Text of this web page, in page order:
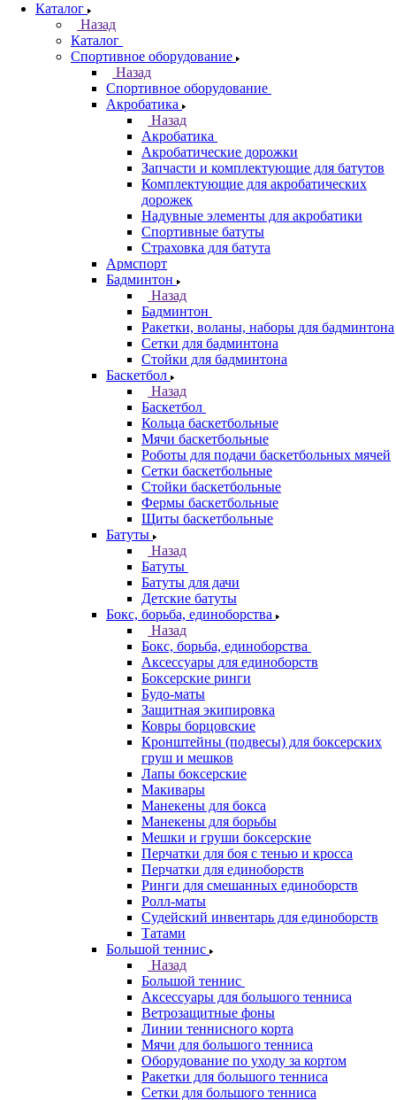
Каталог
Назад
Каталог
Спортивное оборудование
Назад
Спортивное оборудование
Акробатика
Назад
Акробатика
Акробатические дорожки
Запчасти и комплектующие для батутов
Комплектующие для акробатических
дорожек
Надувные элементы для акробатики
Спортивные батуты
Страховка для батута
Армспорт
Бадминтон
Назад
Бадминтон
Ракетки, воланы, наборы для бадминтона
Сетки для бадминтона
Стойки для бадминтона
Баскетбол
Назад
Баскетбол
Кольца баскетбольные
Мячи баскетбольные
Роботы для подачи баскетбольных мячей
Сетки баскетбольные
Стойки баскетбольные
Фермы баскетбольные
Щиты баскетбольные
Батуты
Назад
Батуты
Батуты для дачи
Детские батуты
Бокс, борьба, единоборства
Назад
Бокс, борьба, единоборства
Аксессуары для единоборств
Боксерские ринги
Будо-маты
Защитная экипировка
Ковры борцовские
Кронштейны (подвесы) для боксерских
груш и мешков
Лапы боксерские
Макивары
Манекены для бокса
Манекены для борьбы
Мешки и груши боксерские
Перчатки для боя с тенью и кросса
Перчатки для единоборств
Ринги для смешанных единоборств
Ролл-маты
Судейский инвентарь для единоборств
Татами
Большой теннис
Назад
Большой теннис
Аксессуары для большого тенниса
Ветрозащитные фоны
Линии теннисного корта
Мячи для большого тенниса
Оборудование по уходу за кортом
Ракетки для большого тенниса
Сетки для большого тенниса